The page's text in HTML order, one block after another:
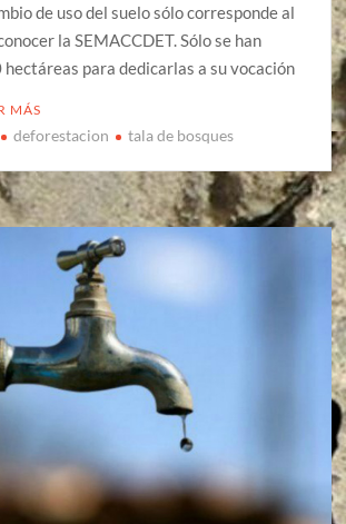
de uso del suelo sólo corresponde al
la SEMACCDET. Sólo se han
para dedicarlas a su vocación
MÁS
deforestacion tala de bosques